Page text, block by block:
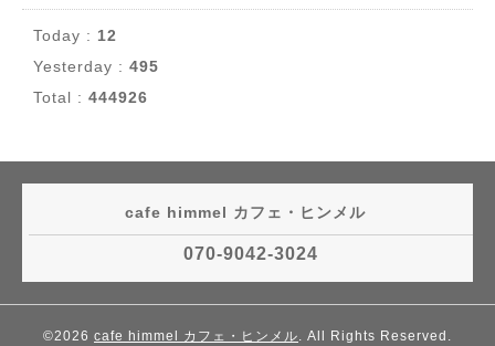
Today : 12
Yesterday : 495
Total : 444926
cafe himmel カフェ・ヒンメル
070-9042-3024
©2026 cafe himmel カフェ・ヒンメル. All Rights Reserved.